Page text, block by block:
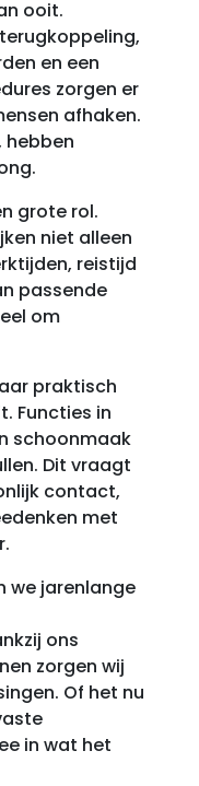
ooit.
en een
zorgen er
afhaken.
hebben
grote rol.
niet alleen
reistijd
passende
om
praktisch
Functies in
schoonmaak
Dit vraagt
contact,
met
we jarenlange
ons
zorgen wij
Of het nu
in wat het